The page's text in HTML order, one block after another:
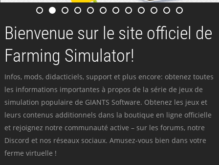
Bienvenue sur le site officiel de
Farming Simulator!
Infos, mods, didacticiels, support et plus encore: obtenez toutes
les informations importantes à propos de la série de jeux de
simulation populaire de GIANTS Software. Obtenez les jeux et
leurs contenus additionnels dans la boutique en ligne officielle
et rejoignez notre communauté active – sur les forums, notre
Discord et nos réseaux sociaux. Amusez-vous bien dans votre
ferme virtuelle !